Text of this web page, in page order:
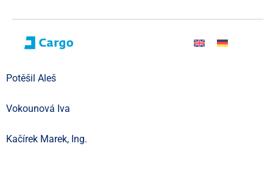
Potěšil Aleš
Vokounová Iva
Kačírek Marek, Ing.